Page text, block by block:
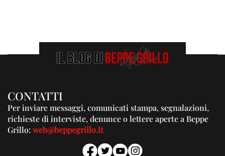
CONTATTI
Per inviare messaggi, comunicati stampa, segnalazioni,
richieste di interviste, denunce o lettere aperte a Beppe
Grillo:web@beppegrillo.it